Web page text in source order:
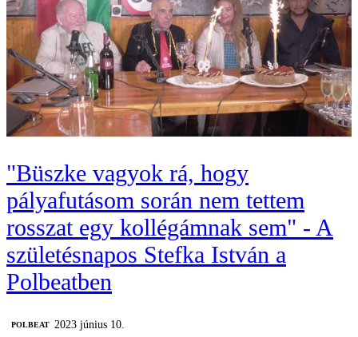
"Büszke vagyok rá, hogy
pályafutásom során nem tettem
rosszat egy kollégámnak sem" - A
születésnapos Stefka István a
Polbeatben
‎POLBEAT
2023 június 10.